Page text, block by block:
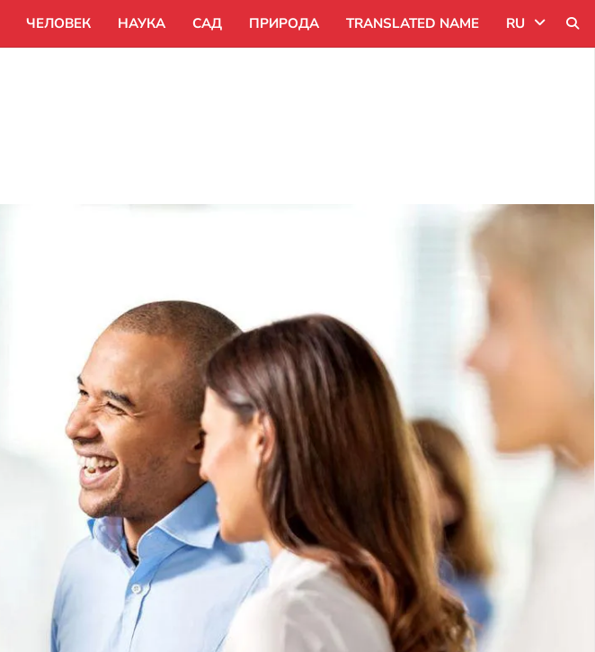
ЧЕЛОВЕК НАУКА САД ПРИРОДА TRANSLATED NAME RU